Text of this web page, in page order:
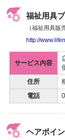
福祉用具
（福祉用具販
http://
サービス内容
住所
電話
ヘアポイ